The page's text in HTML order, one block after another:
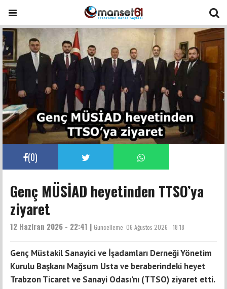
(0)
Genç MÜSİAD heyetinden TTSO’ya
ziyaret
12 Haziran 2026 - 22:41 | Güncelleme: 06 Ağustos 2026 - 18:18
Genç Müstakil Sanayici ve İşadamları Derneği Yönetim
Kurulu Başkanı Mağsum Usta ve beraberindeki heyet
Trabzon Ticaret ve Sanayi Odası’nı (TTSO) ziyaret etti.